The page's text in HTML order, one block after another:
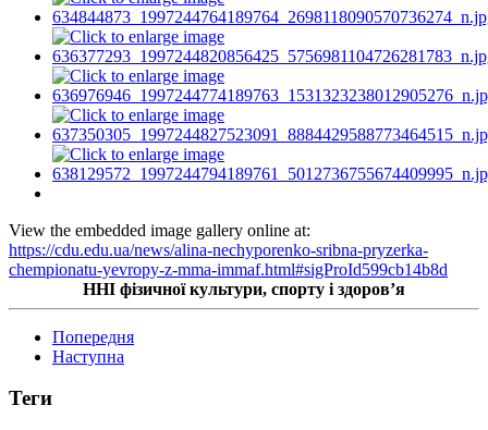
View the embedded image gallery online at:
https://cdu.edu.ua/news/alina-nechyporenko-sribna-pryzerka-
chempionatu-yevropy-z-mma-immaf.html#sigProId599cb14b8d
ННІ фізичної культури, спорту і здоров’я
Попередня
Наступна
Теги